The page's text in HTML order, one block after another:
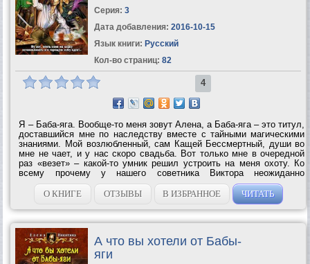
Серия: 3
Дата добавления: 2016-10-15
Язык книги: Русский
Кол-во страниц: 82
4
Я – Баба-яга. Вообще-то меня зовут Алена, а Баба-яга – это титул,
доставшийся мне по наследству вместе с тайными магическими
знаниями. Мой возлюбленный, сам Кащей Бессмертный, души во
мне не чает, и у нас скоро свадьба. Вот только мне в очередной
раз «везет» – какой-то умник решил устроить на меня охоту. Ко
всему прочему у нашего советника Виктора неожиданно
проснулась любвеобильность, кот занят устройством личной
жизни, меня...
О КНИГЕ ОТЗЫВЫ В ИЗБРАННОЕ ЧИТАТЬ
А что вы хотели от Бабы-
яги